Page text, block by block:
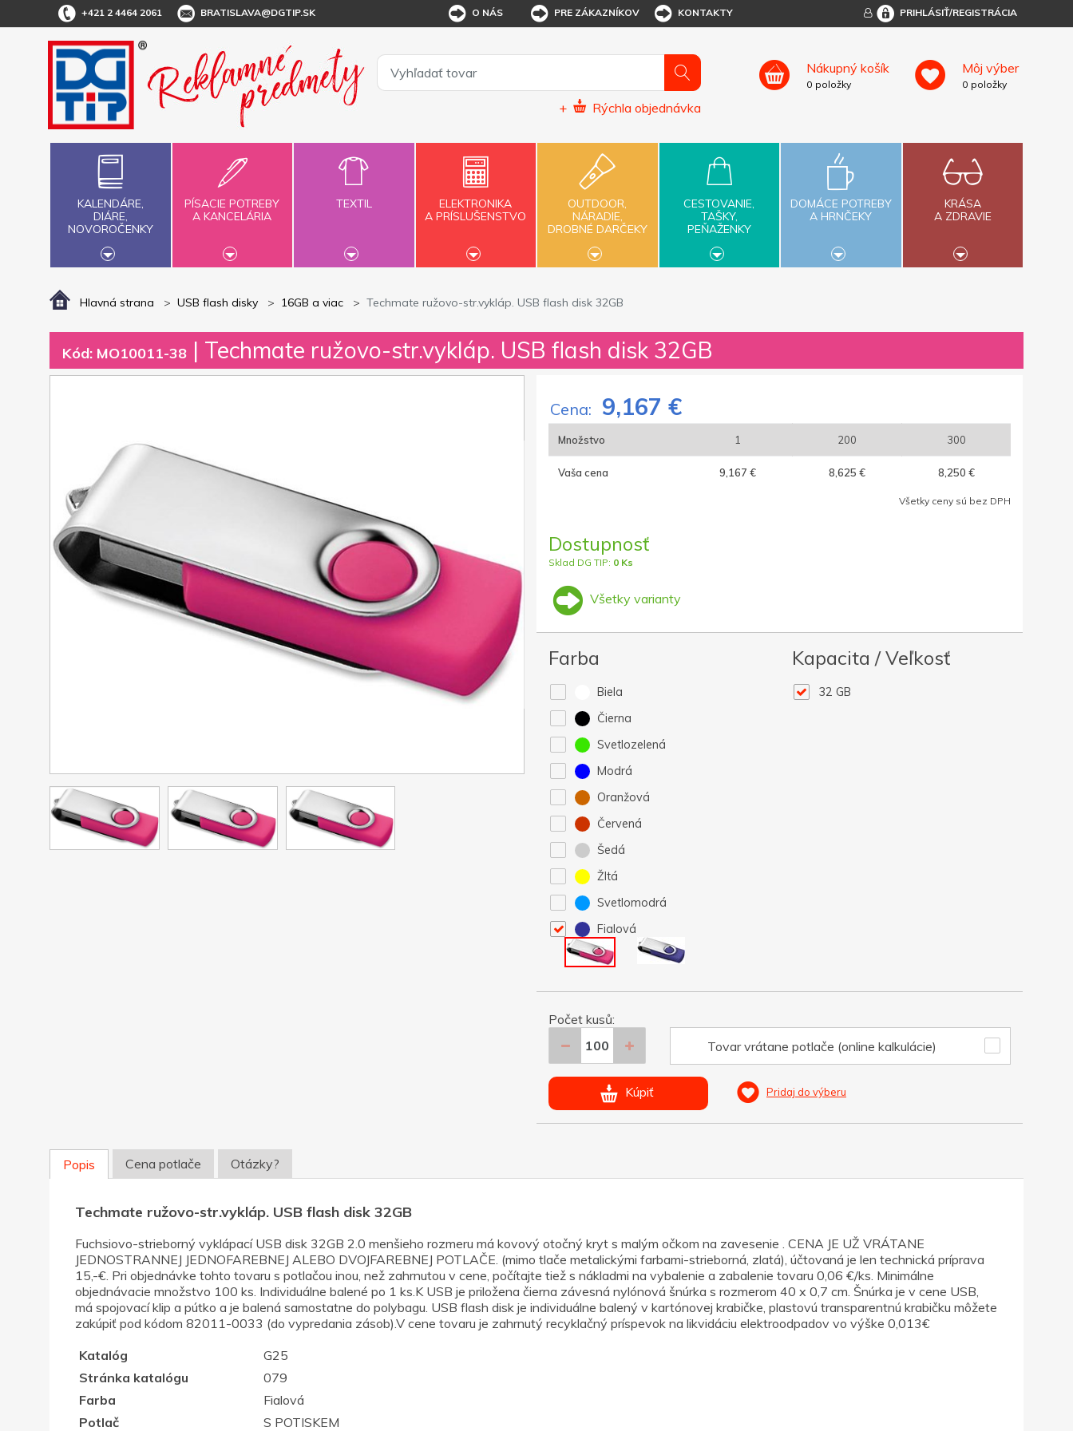
+421 2 4464 2061 BRATISLAVA@DGTIP.SK O NÁS PRE ZÁKAZNÍKOV KONTAKTY PRIHLÁSIŤ/REGISTRÁCIA
+ Rýchla objednávka
Nákupný košík
0 položky
Môj výber
0 položky
KALENDÁRE,
DIÁRE,
NOVOROČENKY
PÍSACIE POTREBY
A KANCELÁRIA
TEXTIL
ELEKTRONIKA
A PRÍSLUŠENSTVO
OUTDOOR,
NÁRADIE,
DROBNÉ DARČEKY
CESTOVANIE,
TAŠKY,
PEŇAŽENKY
DOMÁCE POTREBY
A HRNČEKY
KRÁSA
A ZDRAVIE
Hlavná strana USB flash disky 16GB a viac Techmate ružovo-str.vykláp. USB flash disk 32GB
Kód: MO10011-38 | Techmate ružovo-str.vykláp. USB flash disk 32GB
Cena: 9,167 €
Množstvo 1 200 300
Vaša cena 9,167 € 8,625 € 8,250 €
Všetky ceny sú bez DPH
Dostupnosť
Sklad DG TIP: 0 Ks
Všetky varianty
Farba
Biela
Čierna
Svetlozelená
Modrá
Oranžová
Červená
Šedá
Žltá
Svetlomodrá
Fialová
Kapacita / Veľkosť
32 GB
Počet kusů:
Tovar vrátane potlače (online kalkulácie)
Kúpiť Pridaj do výberu
Popis Cena potlače Otázky?
Techmate ružovo-str.vykláp. USB flash disk 32GB
Fuchsiovo-strieborný vyklápací USB disk 32GB 2.0 menšieho rozmeru má kovový otočný kryt s malým očkom na zavesenie . CENA JE UŽ VRÁTANE
JEDNOSTRANNEJ JEDNOFAREBNEJ ALEBO DVOJFAREBNEJ POTLAČE. (mimo tlače metalickými farbami-strieborná, zlatá), účtovaná je len technická príprava
15,-€. Pri objednávke tohto tovaru s potlačou inou, než zahrnutou v cene, počítajte tiež s nákladmi na vybalenie a zabalenie tovaru 0,06 €/ks. Minimálne
objednávacie množstvo 100 ks. Individuálne balené po 1 ks.K USB je priložena čierna závesná nylónová šnúrka s rozmerom 40 x 0,7 cm. Šnúrka je v cene USB,
má spojovací klip a pútko a je balená samostatne do polybagu. USB flash disk je individuálne balený v kartónovej krabičke, plastovú transparentnú krabičku môžete
zakúpiť pod kódom 82011-0033 (do vypredania zásob).V cene tovaru je zahrnutý recyklačný príspevok na likvidáciu elektroodpadov vo výške 0,013€
Katalóg
G25
Stránka katalógu
079
Farba
Fialová
Potlač
S POTISKEM